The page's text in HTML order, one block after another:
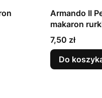
Armando Il
makaron
Cena
7,50 zł
Do